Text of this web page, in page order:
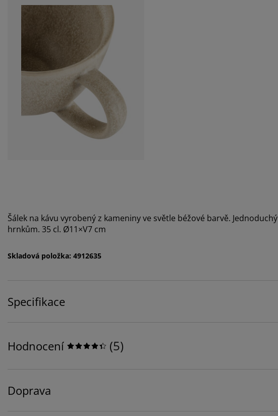
Šálek na kávu vyrobený z kameniny ve světle béžové barvě.
hrnkům. 35 cl. Ø11×V7 cm
Skladová položka: 4912635
Specifikace
Hodnocení (5)
Doprava